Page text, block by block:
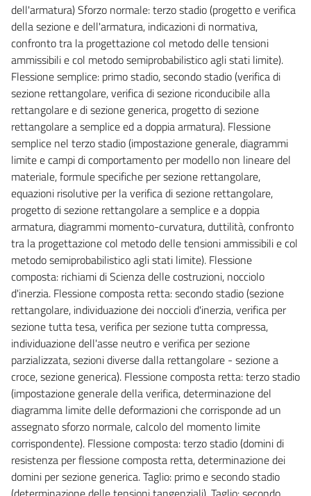
dell'armatura) Sforzo normale: terzo stadio (progetto e verifica
della sezione e dell'armatura, indicazioni di normativa,
confronto tra la progettazione col metodo delle tensioni
ammissibili e col metodo semiprobabilistico agli stati limite).
Flessione semplice: primo stadio, secondo stadio (verifica di
sezione rettangolare, verifica di sezione riconducibile alla
rettangolare e di sezione generica, progetto di sezione
rettangolare a semplice ed a doppia armatura). Flessione
semplice nel terzo stadio (impostazione generale, diagrammi
limite e campi di comportamento per modello non lineare del
materiale, formule specifiche per sezione rettangolare,
equazioni risolutive per la verifica di sezione rettangolare,
progetto di sezione rettangolare a semplice e a doppia
armatura, diagrammi momento-curvatura, duttilità, confronto
tra la progettazione col metodo delle tensioni ammissibili e col
metodo semiprobabilistico agli stati limite). Flessione
composta: richiami di Scienza delle costruzioni, nocciolo
d'inerzia. Flessione composta retta: secondo stadio (sezione
rettangolare, individuazione dei noccioli d'inerzia, verifica per
sezione tutta tesa, verifica per sezione tutta compressa,
individuazione dell'asse neutro e verifica per sezione
parzializzata, sezioni diverse dalla rettangolare - sezione a
croce, sezione generica). Flessione composta retta: terzo stadio
(impostazione generale della verifica, determinazione del
diagramma limite delle deformazioni che corrisponde ad un
assegnato sforzo normale, calcolo del momento limite
corrispondente). Flessione composta: terzo stadio (domini di
resistenza per flessione composta retta, determinazione dei
domini per sezione generica. Taglio: primo e secondo stadio